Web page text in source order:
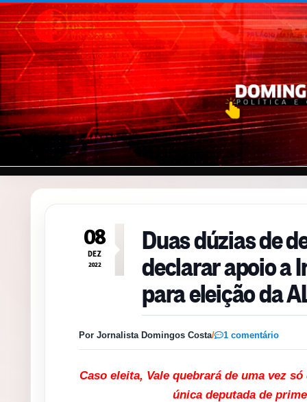
Pular para o conteúdo
08
DEZ
2022
Duas dúzias de
declarar apoio a
para eleição da
Por Jornalista Domingos Costa/ 1 comentário
Caso eleita, Vale quebrará de uma vez
única deputada de